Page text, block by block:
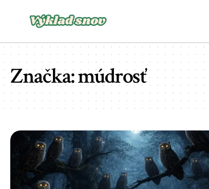
Značka:múdrosť